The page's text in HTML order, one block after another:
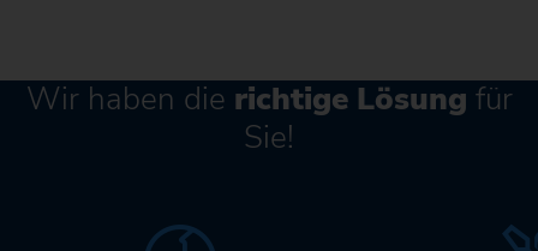
Wir haben die richtige Lösung für
Sie!